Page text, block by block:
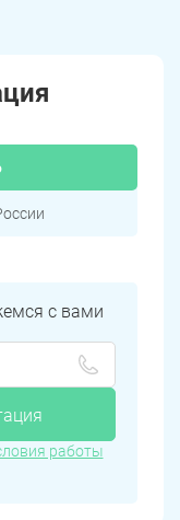
с вами
работы